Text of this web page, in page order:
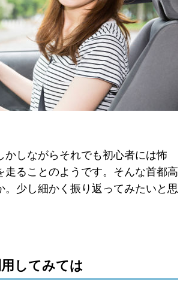
しながらそれでも初心者には怖
ることのようです。そんな首都高
少し細かく振り返ってみたいと思
してみては